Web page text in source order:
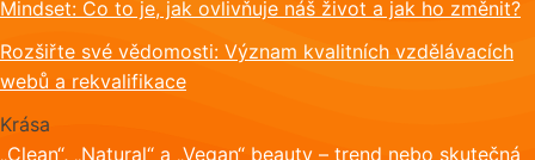
Mindset: Co to je, jak ovlivňuje náš život a jak ho změnit?
Rozšiřte své vědomosti: Význam kvalitních vzdělávacích
webů a rekvalifikace
Krása
„Clean“, „Natural“ a „Vegan“ beauty – trend nebo skutečná